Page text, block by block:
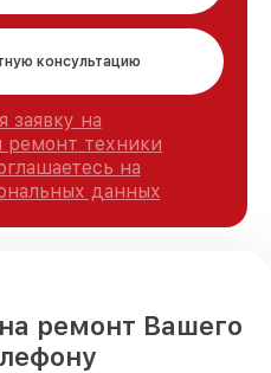
консультацию
заявку на
ремонт техники
на
данных
ремонт Вашего